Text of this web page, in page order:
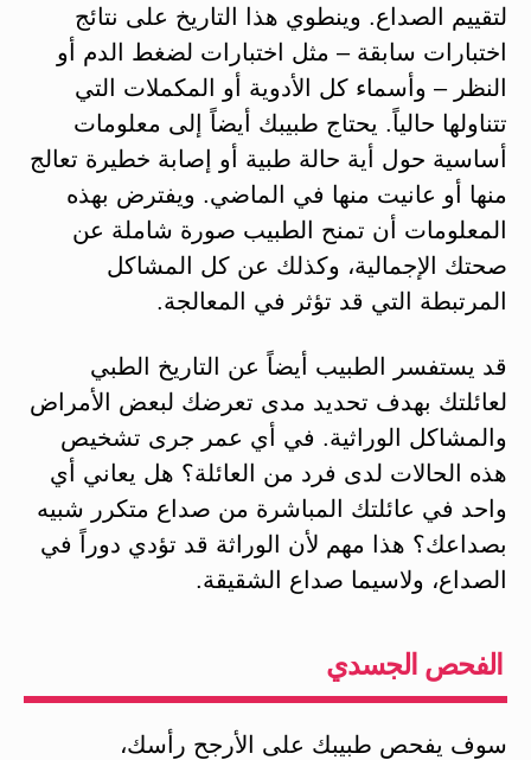
لتقييم الصداع. وينطوي هذا التاريخ على نتائج
اختبارات سابقة – مثل اختبارات لضغط الدم أو
النظر – وأسماء كل الأدوية أو المكملات التي
تتناولها حالياً. يحتاج طبيبك أيضاً إلى معلومات
أساسية حول أية حالة طبية أو إصابة خطيرة تعالج
منها أو عانيت منها في الماضي. ويفترض بهذه
المعلومات أن تمنح الطبيب صورة شاملة عن
صحتك الإجمالية، وكذلك عن كل المشاكل
المرتبطة التي قد تؤثر في المعالجة.
قد يستفسر الطبيب أيضاً عن التاريخ الطبي
لعائلتك بهدف تحديد مدى تعرضك لبعض الأمراض
والمشاكل الوراثية. في أي عمر جرى تشخيص
هذه الحالات لدى فرد من العائلة؟ هل يعاني أي
واحد في عائلتك المباشرة من صداع متكرر شبيه
بصداعك؟ هذا مهم لأن الوراثة قد تؤدي دوراً في
الصداع، ولاسيما صداع الشقيقة.
الفحص الجسدي
سوف يفحص طبيبك على الأرجح رأسك،